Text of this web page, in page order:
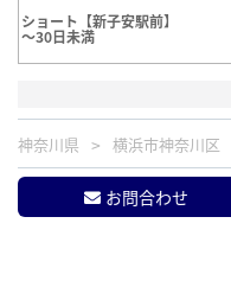
ショート【新子安駅前】
～30日未満
神奈川県 横浜市神奈川区
お問合わせ